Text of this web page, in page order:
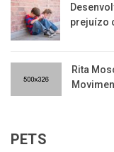
prejuízo
Rita
PETS